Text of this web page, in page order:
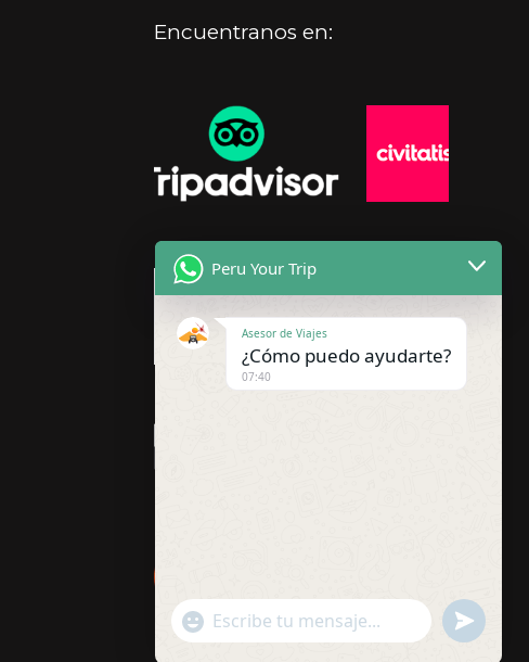
Encuentranos en:
Peru Your Trip
Asesor de Viajes
¿Cómo puedo ayudarte?
07:40
"+chaty_settings.lang.emoji_picker+"
WhatsApp
undefined